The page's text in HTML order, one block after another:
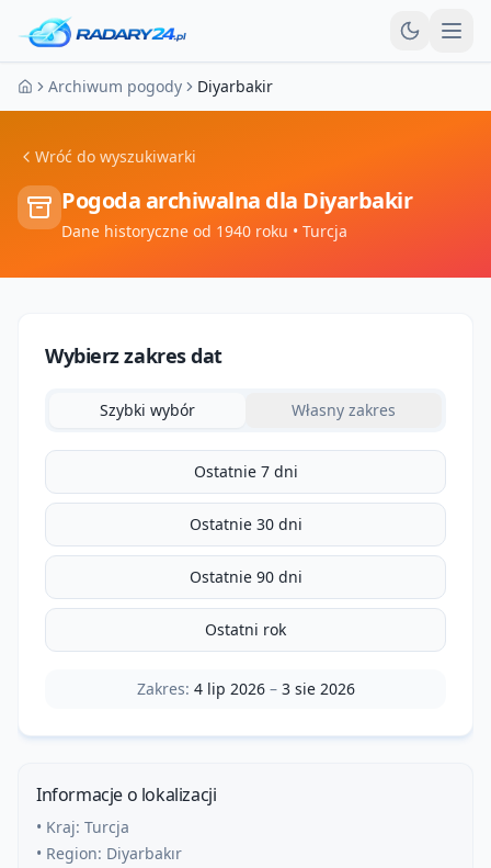
Strona główna
Archiwum pogody Diyarbakir
Wróć do wyszukiwarki
Pogoda archiwalna dla Diyarbakir
Dane historyczne od 1940 roku • Turcja
Wybierz zakres dat
Szybki wybór Własny zakres
Ostatnie 7 dni
Ostatnie 30 dni
Ostatnie 90 dni
Ostatni rok
Zakres: 4 lip 2026– 3 sie 2026
Informacje o lokalizacji
• Kraj: Turcja
• Region: Diyarbakır